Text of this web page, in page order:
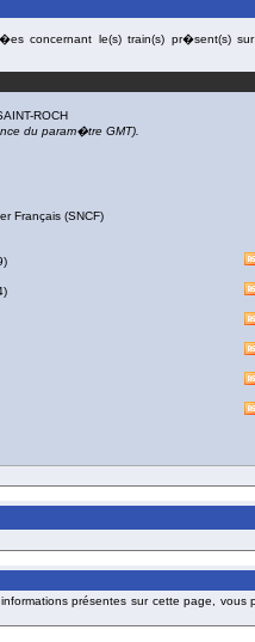
concernant le(s) train(s) pr�sent(s)
ROCH
du param�tre GMT).
Français (SNCF)
)
)
présentes sur cette page, vous